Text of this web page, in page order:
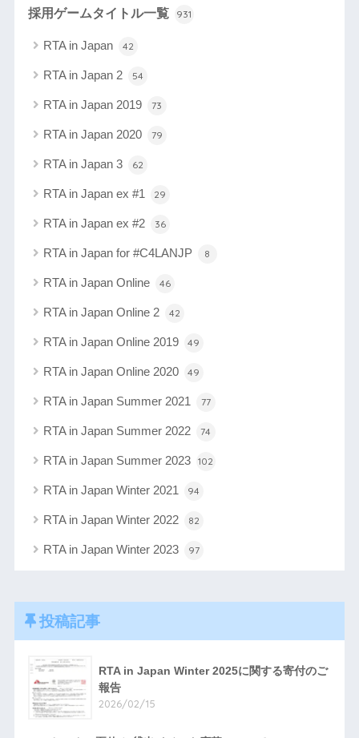
採用ゲームタイトル一覧 931
RTA in Japan 42
RTA in Japan 2 54
RTA in Japan 2019 73
RTA in Japan 2020 79
RTA in Japan 3 62
RTA in Japan ex #1 29
RTA in Japan ex #2 36
RTA in Japan for #C4LANJP 8
RTA in Japan Online 46
RTA in Japan Online 2 42
RTA in Japan Online 2019 49
RTA in Japan Online 2020 49
RTA in Japan Summer 2021 77
RTA in Japan Summer 2022 74
RTA in Japan Summer 2023 102
RTA in Japan Winter 2021 94
RTA in Japan Winter 2022 82
RTA in Japan Winter 2023 97
投稿記事
RTA in Japan Winter 2025に関する寄付のご
報告
2026/02/15